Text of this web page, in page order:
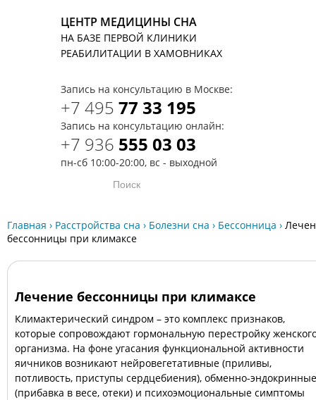
ЦЕНТР МЕДИЦИНЫ СНА
НА БАЗЕ ПЕРВОЙ КЛИНИКИ
РЕАБИЛИТАЦИИ В ХАМОВНИКАХ
Запись на консультацию в Москве:
+7 495 77 33 195
Запись на консультацию онлайн:
+7 936 555 03 03
пн-сб 10:00-20:00, вс - выходной
Главная › Расстройства сна › Болезни сна › Бессонница ›
бессонницы при климаксе
Лечение бессонницы при климаксе
Климактерический синдром – это комплекс признаков,
которые сопровождают гормональную перестройку
организма. На фоне угасания функциональной активности
яичников возникают нейровегетативные (приливы,
потливость, приступы сердцебиения), обменно-эндокринные
(прибавка в весе, отеки) и психоэмоциональные симптомы